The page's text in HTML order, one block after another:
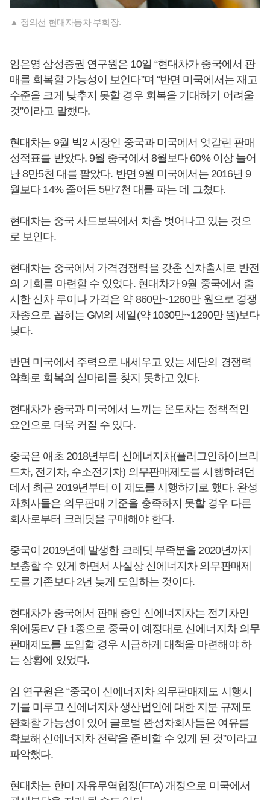
▲ 정의선 현대자동차 부회장.
임은영 삼성증권 연구원은 10일 “현대차가 중국에서 판
매를 회복할 가능성이 보인다”며 “반면 미국에서는 재고
수준을 크게 낮추지 못할 경우 회복을 기대하기 어려울
것”이라고 말했다.
현대차는 9월 빅2 시장인 중국과 미국에서 엇갈린 판매
성적표를 받았다. 9월 중국에서 8월보다 60% 이상 늘어
난 8만5천 대를 팔았다. 반면 9월 미국에서는 2016년 9
월보다 14% 줄어든 5만7천 대를 파는 데 그쳤다.
현대차는 중국 사드보복에서 차츰 벗어나고 있는 것으
로 보인다.
현대차는 중국에서 가격경쟁력을 갖춘 신차출시로 반전
의 기회를 마련할 수 있었다. 현대차가 9월 중국에서 출
시한 신차 루이나 가격은 약 860만~1260만 원으로 경쟁
차종으로 꼽히는 GM의 세일(약 1030만~1290만 원)보다
낮다.
반면 미국에서 주력으로 내세우고 있는 세단의 경쟁력
약화로 회복의 실마리를 찾지 못하고 있다.
현대차가 중국과 미국에서 느끼는 온도차는 정책적인
요인으로 더욱 커질 수 있다.
중국은 애초 2018년부터 신에너지차(플러그인하이브리
드차, 전기차, 수소전기차) 의무판매제도를 시행하려던
데서 최근 2019년부터 이 제도를 시행하기로 했다. 완성
차회사들은 의무판매 기준을 충족하지 못할 경우 다른
회사로부터 크레딧을 구매해야 한다.
중국이 2019년에 발생한 크레딧 부족분을 2020년까지
보충할 수 있게 하면서 사실상 신에너지차 의무판매제
도를 기존보다 2년 늦게 도입하는 것이다.
현대차가 중국에서 판매 중인 신에너지차는 전기차인
위에동EV 단 1종으로 중국이 예정대로 신에너지차 의무
판매제도를 도입할 경우 시급하게 대책을 마련해야 하
는 상황에 있었다.
임 연구원은 “중국이 신에너지차 의무판매제도 시행시
기를 미루고 신에너지차 생산법인에 대한 지분 규제도
완화할 가능성이 있어 글로벌 완성차회사들은 여유를
확보해 신에너지차 전략을 준비할 수 있게 된 것”이라고
파악했다.
현대차는 한미 자유무역협정(FTA) 개정으로 미국에서